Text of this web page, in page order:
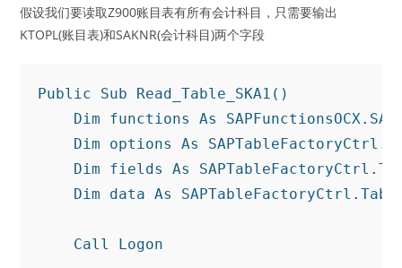
假设我们要读取Z900账目表有所有会计科目，只需要输出
KTOPL(账目表)和SAKNR(会计科目)两个字段
Public Sub Read_Table_SKA1()
Dim functions As
Dim options As
Dim fields As
Dim data As
Call Logon